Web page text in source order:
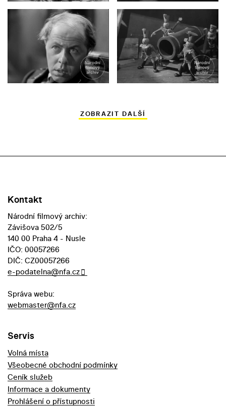
ZOBRAZIT DALŠÍ
Kontakt
Národní filmový archiv:
Závišova 502/5
140 00 Praha 4 - Nusle
IČO: 00057266
DIČ: CZ00057266
e-podatelna@nfa.cz
Správa webu:
webmaster@nfa.cz
Servis
Volná místa
Všeobecné obchodní podmínky
Ceník služeb
Informace a dokumenty
Prohlášení o přístupnosti